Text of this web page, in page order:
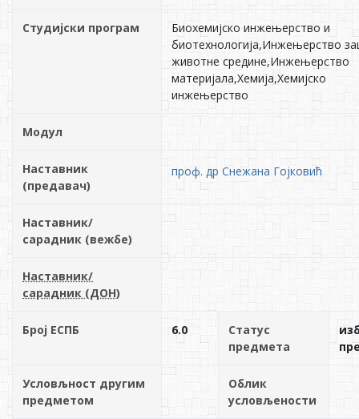
Студијски програм
Биохемијско инжењерство и
биотехнологија,Инжењерство
животне средине,Инжењерство
материјала,Хемија,Хемијско
инжењерство
Модул
Наставник
(предавач)
проф. др Снежана Гојковић
Наставник/
сарадник (вежбе)
Наставник/
сарадник (ДОН)
Број ЕСПБ 6.0
Статус
предмета
Условљност другим
предметом
Облик
условљености